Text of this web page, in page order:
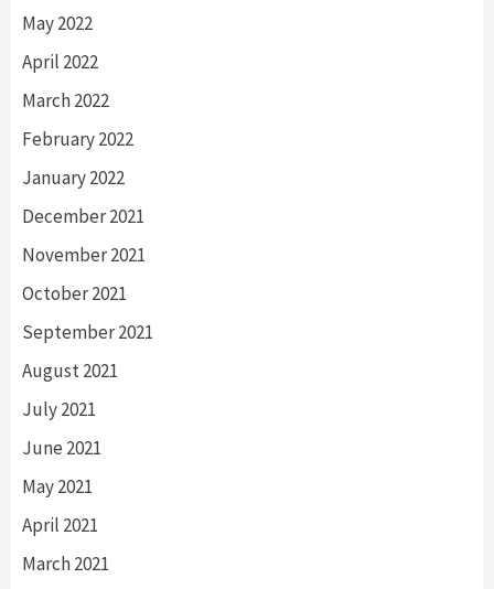
May 2022
April 2022
March 2022
February 2022
January 2022
December 2021
November 2021
October 2021
September 2021
August 2021
July 2021
June 2021
May 2021
April 2021
March 2021